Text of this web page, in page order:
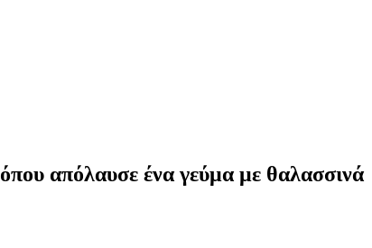
απόλαυσε ένα γεύμα με θαλασσινά